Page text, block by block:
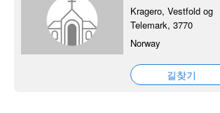
Kragero, Vestfold og
Telemark, 3770
Norway
길찾기